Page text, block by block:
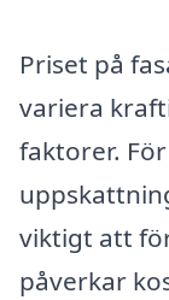
Priset på
variera
faktorer.
viktigt att
påverkar